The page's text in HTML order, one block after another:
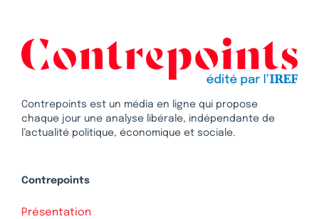
Contrepoints est un média en ligne qui propose
chaque jour une analyse libérale, indépendante de
l’actualité politique, économique et sociale.
Contrepoints
Présentation